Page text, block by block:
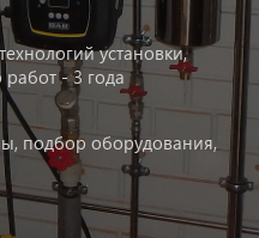
установки,
работ - 3 года
подбор оборудования,